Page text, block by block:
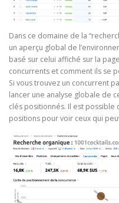
Dans ce domaine de la
un aperçu global de
basé sur celui affiché sur la
concurrents et comment ils se
Si vous trouvez un concurrent
lancer une analyse globale de
clés positionnés. Il est
positions pour voir ceux qui